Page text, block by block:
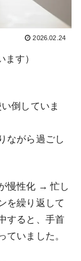
2026.02.24
ます）
倒していま
ながら過ごし
慢性化 → 忙し
を繰り返して
すると、手首
ていました。